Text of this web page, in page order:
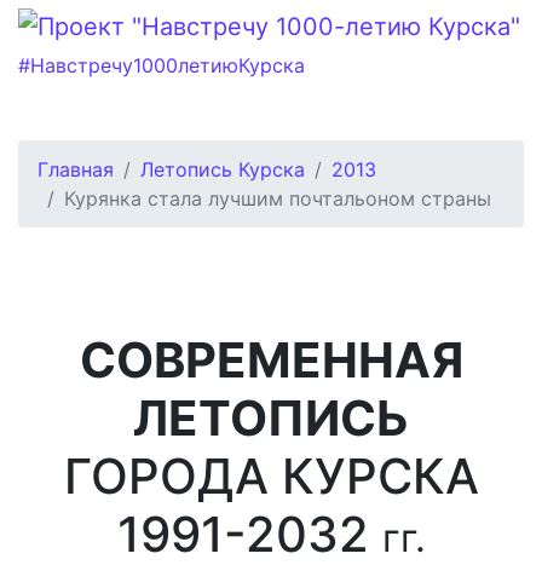
#Навстречу1000летиюКурска
Главная Летопись Курска
2013
Курянка стала лучшим почтальоном страны
СОВРЕМЕННАЯ
ЛЕТОПИСЬ
ГОРОДА КУРСКА
1991-2032 гг.